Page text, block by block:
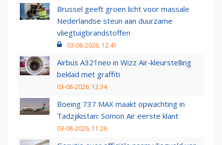
Brussel geeft groen licht voor massale
Nederlandse steun aan duurzame
vliegtuigbrandstoffen
03-08-2026, 12:41
Airbus A321neo in Wizz Air-kleurstelling
beklad met graffiti
03-08-2026, 12:34
Boeing 737 MAX maakt opwachting in
Tadzjikistan: Somon Air eerste klant
03-08-2026, 11:26